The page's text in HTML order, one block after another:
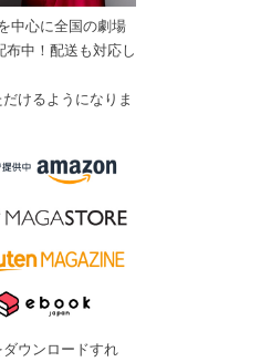
中心に全国の劇場
布中！配送も対応し
けるようになりま
ウンロードすれ